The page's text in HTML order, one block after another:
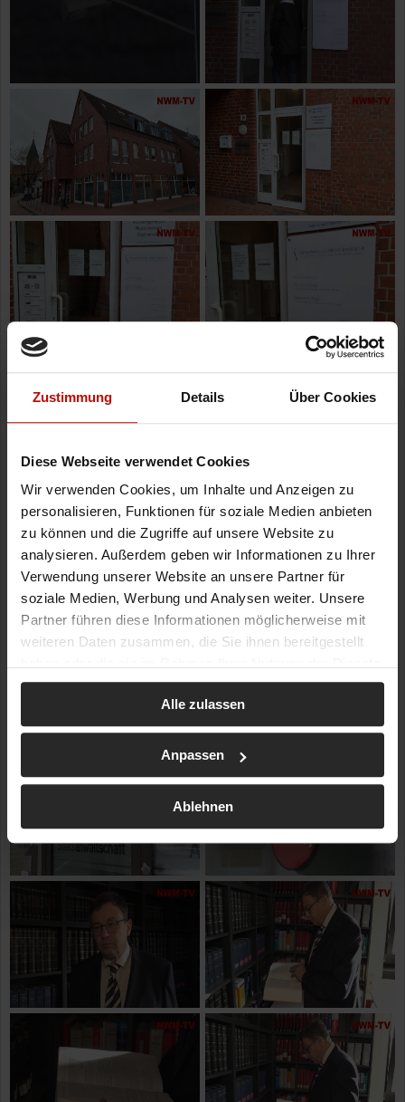
Zustimmung Details Über Cookies
Diese Webseite verwendet Cookies
Wir verwenden Cookies, um Inhalte und Anzeigen zu
personalisieren, Funktionen für soziale Medien anbieten
zu können und die Zugriffe auf unsere Website zu
analysieren. Außerdem geben wir Informationen zu Ihrer
Verwendung unserer Website an unsere Partner für
soziale Medien, Werbung und Analysen weiter. Unsere
Partner führen diese Informationen möglicherweise mit
weiteren Daten zusammen, die Sie ihnen bereitgestellt
gesammelt haben.
Alle zulassen
Anpassen
Ablehnen